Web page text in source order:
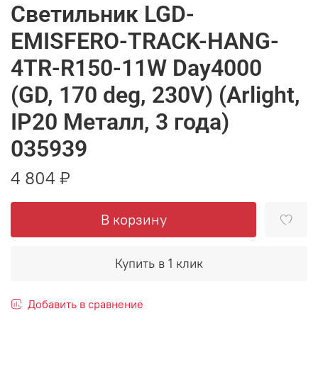
Светильник LGD-
EMISFERO-TRACK-HANG-
4TR-R150-11W Day4000
(GD, 170 deg, 230V) (Arlight,
IP20 Металл, 3 года)
035939
4 804 ₽
В корзину
Купить в 1 клик
Добавить в сравнение